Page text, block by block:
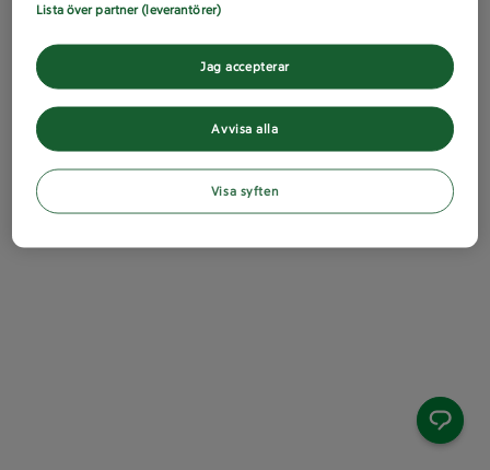
Lista över partner (leverantörer)
Avvisa alla
Jag accepterar
Visa syften